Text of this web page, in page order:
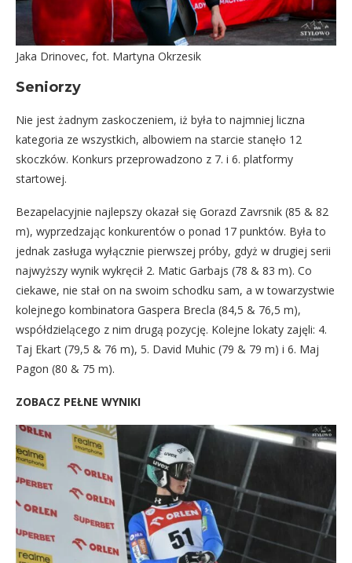
Jaka Drinovec, fot. Martyna Okrzesik
Seniorzy
Nie jest żadnym zaskoczeniem, iż była to najmniej liczna
kategoria ze wszystkich, albowiem na starcie stanęło 12
skoczków. Konkurs przeprowadzono z 7. i 6. platformy
startowej.
Bezapelacyjnie najlepszy okazał się Gorazd Zavrsnik (85 & 82
m), wyprzedzając konkurentów o ponad 17 punktów. Była to
jednak zasługa wyłącznie pierwszej próby, gdyż w drugiej serii
najwyższy wynik wykręcił 2. Matic Garbajs (78 & 83 m). Co
ciekawe, nie stał on na swoim schodku sam, a w towarzystwie
kolejnego kombinatora Gaspera Brecla (84,5 & 76,5 m),
współdzielącego z nim drugą pozycję. Kolejne lokaty zajęli: 4.
Taj Ekart (79,5 & 76 m), 5. David Muhic (79 & 79 m) i 6. Maj
Pagon (80 & 75 m).
ZOBACZ PEŁNE WYNIKI